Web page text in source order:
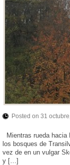
Posted on 31
Mientras rueda hacia
los bosques de
vez de en un vulgar
y […]